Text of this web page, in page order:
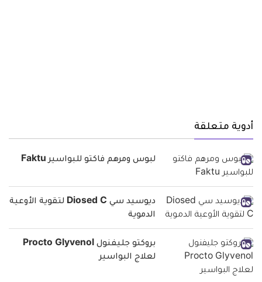
أدوية متعلقة
لبوس ومرهم فاكتو للبواسير Faktu
ديوسيد سي Diosed C لتقوية الأوعية
الدموية
بروكتو جليفنول Procto Glyvenol
لعلاج البواسير